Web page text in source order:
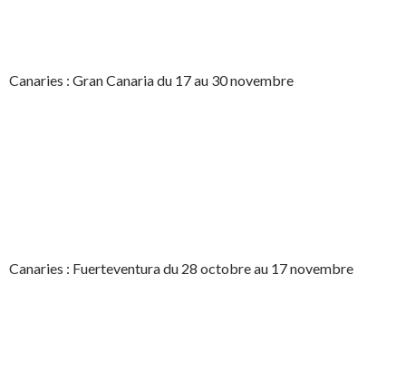
Canaries : Gran Canaria du 17 au 30 novembre
Canaries : Fuerteventura du 28 octobre au 17 novembre